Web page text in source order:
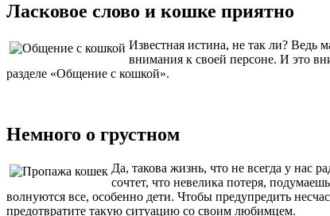
Ласковое слово и кошке приятно
Известная истина, не так ли? Ведь
внимания к своей персоне. И это
разделе «Общение с кошкой».
Немного о грустном
Да, такова жизнь, что не всегда у нас
сочтет, что невелика потеря,
волнуются все, особенно дети. Чтобы предупредить
предотвратите такую ситуацию со своим любимцем.